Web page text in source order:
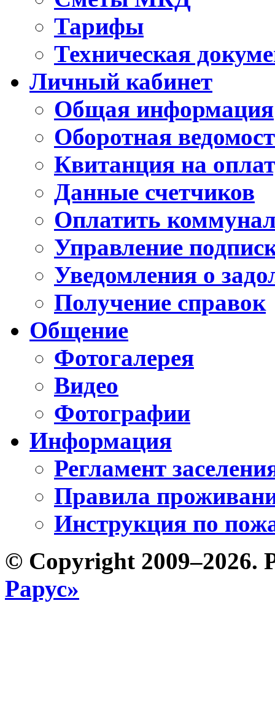
Тарифы
Техническая
Личный кабинет
Общая информация
Оборотная
Квитанция на
Данные счетчиков
Оплатить
Управление
Уведомления о
Получение справок
Общение
Фотогалерея
Видео
Фотографии
Информация
Регламент
Правила
Инструкция по
© Copyright 2009–2026.
Рарус»